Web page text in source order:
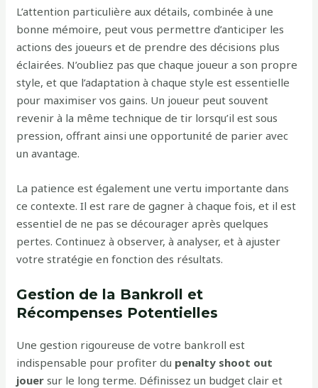
L’attention particulière aux détails, combinée à une
bonne mémoire, peut vous permettre d’anticiper les
actions des joueurs et de prendre des décisions plus
éclairées. N’oubliez pas que chaque joueur a son propre
style, et que l’adaptation à chaque style est essentielle
pour maximiser vos gains. Un joueur peut souvent
revenir à la même technique de tir lorsqu’il est sous
pression, offrant ainsi une opportunité de parier avec
un avantage.
La patience est également une vertu importante dans
ce contexte. Il est rare de gagner à chaque fois, et il est
essentiel de ne pas se décourager après quelques
pertes. Continuez à observer, à analyser, et à ajuster
votre stratégie en fonction des résultats.
Gestion de la Bankroll et
Récompenses Potentielles
Une gestion rigoureuse de votre bankroll est
indispensable pour profiter du penalty shoot out
jouer sur le long terme. Définissez un budget clair et